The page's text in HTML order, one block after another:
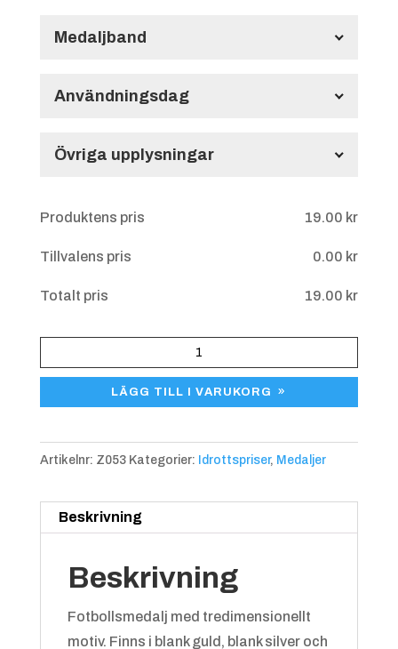
Medaljband
700x22 mm
Användningsdag
Övriga upplysningar
Produktens pris 19.00 kr
Tillvalens pris 0.00 kr
Totalt pris 19.00 kr
Fotboll
LÄGG TILL I VARUKORG
Artikelnr: Z053 Kategorier: Idrottspriser, Medaljer
Beskrivning
Beskrivning
Fotbollsmedalj med tredimensionellt
motiv. Finns i blank guld, blank silver och